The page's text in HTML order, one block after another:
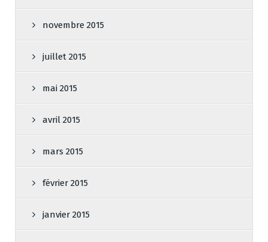
novembre 2015
juillet 2015
mai 2015
avril 2015
mars 2015
février 2015
janvier 2015